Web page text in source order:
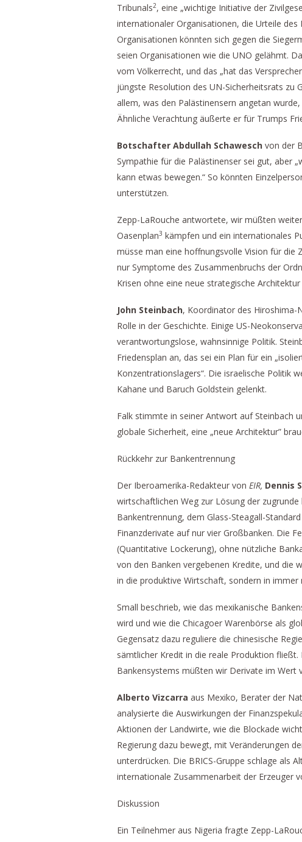
Tribunals2, eine „wichtige Initiative der
internationaler Organisationen, die Urteile
Organisationen könnten sich gegen die
seien Organisationen wie die UNO gelähmt.
vom Völkerrecht, und das „hat das
jüngste Resolution des UN-Sicherheitsrats zu
allem, was den Palästinensern angetan
Ähnliche Verachtung äußerte er für Trumps
Botschafter Abdullah Schawesch von der
Sympathie für die Palästinenser sei gut, aber
kann etwas bewegen.“ So könnten
unterstützen.
Zepp-LaRouche antwortete, wir müßten
Oasenplan3 kämpfen und ein internationales
müsse man eine hoffnungsvolle Vision für die
nur Symptome des Zusammenbruchs der
Krisen ohne eine neue strategische
John Steinbach, Koordinator des Hiroshima-
Rolle in der Geschichte. Einige US-
verantwortungslose, wahnsinnige Politik.
Friedensplan an, das sei ein Plan für ein
Konzentrationslagers“. Die israelische Politik
Kahane und Baruch Goldstein gelenkt.
Falk stimmte in seiner Antwort auf Steinbach
globale Sicherheit, eine „neue Architektur”
Rückkehr zur Bankentrennung
Der Iberoamerika-Redakteur von EIR, Dennis
wirtschaftlichen Weg zur Lösung der
Bankentrennung, dem Glass-Steagall-
Finanzderivate auf nur vier Großbanken. Die
(Quantitative Lockerung), ohne nützliche
von den Banken vergebenen Kredite, und die
in die produktive Wirtschaft, sondern in immer
Small beschrieb, wie das mexikanische
wird und wie die Chicagoer Warenbörse als
Gegensatz dazu reguliere die chinesische
sämtlicher Kredit in die reale Produktion
Bankensystems müßten wir Derivate im Wert
Alberto Vizcarra aus Mexiko, Berater der
analysierte die Auswirkungen der
Aktionen der Landwirte, wie die Blockade
Regierung dazu bewegt, mit Veränderungen
unterdrücken. Die BRICS-Gruppe schlage als
internationale Zusammenarbeit der Erzeuger
Diskussion
Ein Teilnehmer aus Nigeria fragte Zepp-